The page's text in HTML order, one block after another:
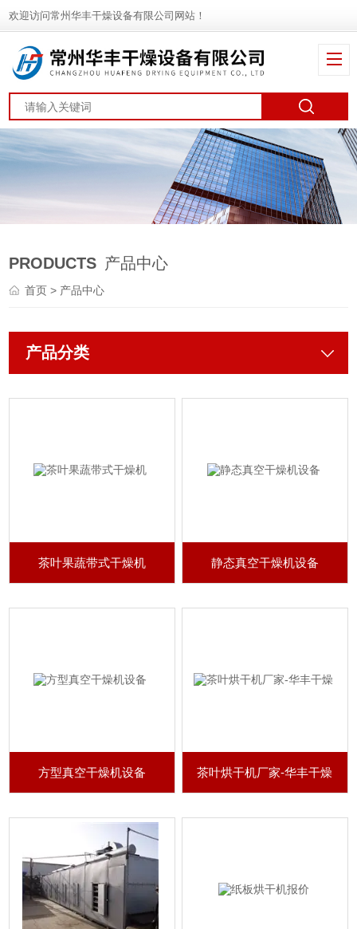
欢迎访问常州华丰干燥设备有限公司网站！
PRODUCTS 产品中心
首页> 产品中心
产品分类
茶叶果蔬带式干燥机 静态真空干燥机设备
方型真空干燥机设备 茶叶烘干机厂家-华丰干燥